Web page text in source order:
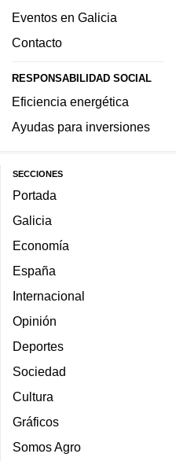
Eventos en Galicia
Contacto
RESPONSABILIDAD SOCIAL
Eficiencia energética
Ayudas para inversiones
SECCIONES
Portada
Galicia
Economía
España
Internacional
Opinión
Deportes
Sociedad
Cultura
Gráficos
Somos Agro